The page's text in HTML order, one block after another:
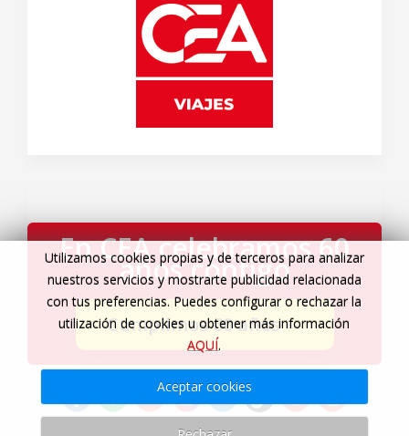
En CEA celebramos 60
años contigo
Cumplimos 60 años→
Utilizamos cookies propias y de terceros para analizar
nuestros servicios y mostrarte publicidad relacionada
con tus preferencias. Puedes configurar o rechazar la
utilización de cookies u obtener más información
AQUÍ.
Aceptar cookies